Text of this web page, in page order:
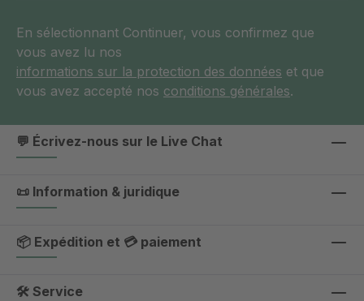
En sélectionnant Continuer, vous confirmez que
vous avez lu nos
informations sur la protection des données et que
vous avez accepté nos conditions générales.
💬 Écrivez-nous sur le Live Chat
📜 Information & juridique
📦 Expédition et 💳 paiement
🛠 Service